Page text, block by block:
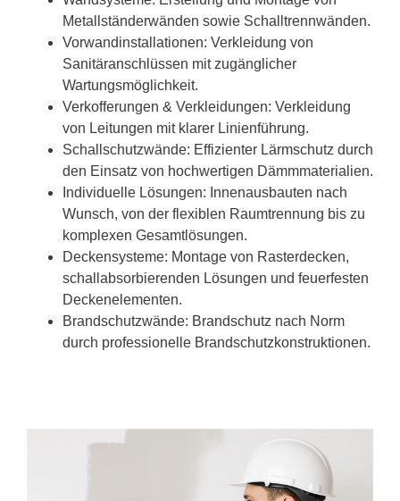
Metallständerwänden sowie Schalltrennwänden.
Vorwandinstallationen: Verkleidung von
Sanitäranschlüssen mit zugänglicher
Wartungsmöglichkeit.
Verkofferungen & Verkleidungen: Verkleidung
von Leitungen mit klarer Linienführung.
Schallschutzwände: Effizienter Lärmschutz durch
den Einsatz von hochwertigen Dämmmaterialien.
Individuelle Lösungen: Innenausbauten nach
Wunsch, von der flexiblen Raumtrennung bis zu
komplexen Gesamtlösungen.
Deckensysteme: Montage von Rasterdecken,
schallabsorbierenden Lösungen und feuerfesten
Deckenelementen.
Brandschutzwände: Brandschutz nach Norm
durch professionelle Brandschutzkonstruktionen.